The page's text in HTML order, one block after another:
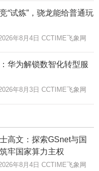
“试炼”，骁龙能给普通玩
年8月4日 CCTIME飞象网
华为解锁数智化转型服
年8月3日 CCTIME飞象网
高文：探索GSnet与国
牢国家算力主权
年8月4日 CCTIME飞象网